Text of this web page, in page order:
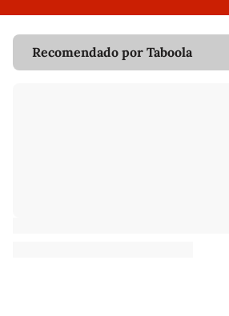
Recomendado por Taboola